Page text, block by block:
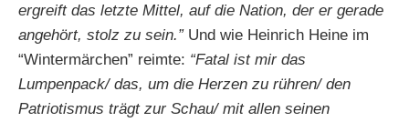
ergreift das letzte Mittel, auf die Nation, der er gerade
angehört, stolz zu sein.”Und wie Heinrich Heine im
“Wintermärchen” reimte: “Fatal ist mir das
Lumpenpack/ das, um die Herzen zu rühren/ den
Patriotismus trägt zur Schau/ mit allen seinen